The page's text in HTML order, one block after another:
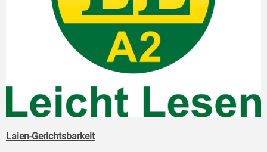
Laien-Gerichtsbarkeit